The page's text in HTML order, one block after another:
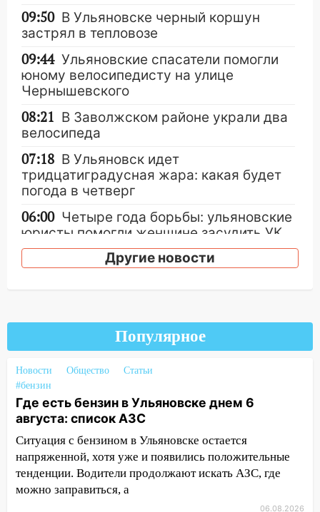
09:50 В Ульяновске черный коршун
застрял в тепловозе
09:44 Ульяновские спасатели помогли
юному велосипедисту на улице
Чернышевского
08:21 В Заволжском районе украли два
велосипеда
07:18 В Ульяновск идет
тридцатиградусная жара: какая будет
погода в четверг
06:00 Четыре года борьбы: ульяновские
юристы помогли женщине засудить УК
за плесень на стенах
05.08.2026
22:58 Соцсети: на проспекте Тюленева
ДТП с мотоциклистом
20:22
жительницу Ульяновской области
19:14
Житель Ульяновской области
подвез троих незнакомцев на трассе и
заработал уголовное дело
18:14
Прогноз погоды на 6 августа в
Другие новости
Популярное
Новости Общество
Статьи
#бензин
Где есть бензин в Ульяновске днем 6
августа: список АЗС
Ситуация с бензином в Ульяновске остается
напряженной, хотя уже и появились положительные
тенденции. Водители продолжают искать АЗС, где
можно заправиться, а
06.08.2026